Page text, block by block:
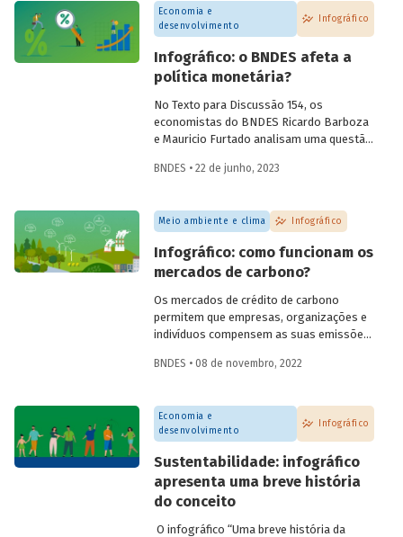
Economia e
desenvolvimento
Infográfico
Infográfico: o BNDES afeta a
política monetária?
No Texto para Discussão 154, os
economistas do BNDES Ricardo Barboza
e Mauricio Furtado analisam uma questão
impacto da atuação do BNDES sobre a
monetária.
BNDES • 22 de junho, 2023
Meio ambiente e clima Infográfico
Infográfico: como funcionam os
mercados de carbono?
Os mercados de crédito de carbono
permitem que empresas, organizações e
indivíduos compensem as suas emissões
da aquisição de créditos gerados por
captura de carbono. A ideia por trás deles
é transferir o custo social das emissões
para os agentes emissores, ajudando a
conter o aquecimento global e as
mudanças climáticas.
BNDES • 08 de novembro, 2022
Economia e
desenvolvimento
Infográfico
Sustentabilidade: infográfico
apresenta uma breve história
do conceito
O infográfico “Uma breve história da